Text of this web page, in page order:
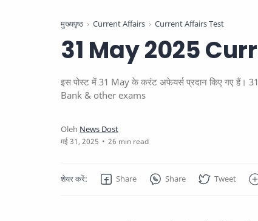
मुख्यपृष्ठ Current Affairs Current Affairs Test
31 May 2025
इस पोस्ट में 31 May के करंट अफेयर्स प्रदान किए गए
Bank & other exams
26 min read